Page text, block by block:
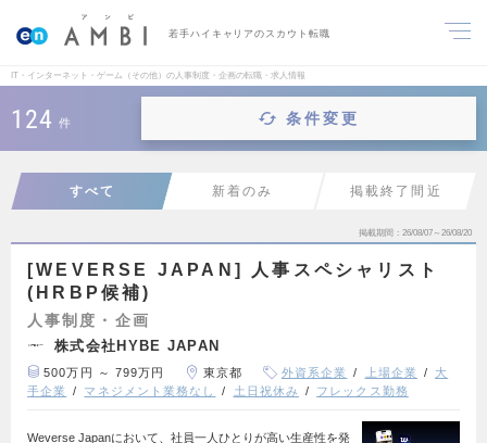
若手ハイキャリアのスカウト転職
IT・インターネット・ゲーム（その他）の人事制度・企画の転職・求人情報
124 件 条件変更
すべて 新着のみ 掲載終了間近
掲載期間 26/08/07～26/08/20
[WEVERSE JAPAN] 人事スペシャリスト
(HRBP候補)
人事制度・企画
株式会社HYBE JAPAN
500万円 ～ 799万円 東京都 外資系企業 上場企業
大
手企業
マネジメント業務なし 土日祝休み フレックス勤務
Weverse Japanにおいて、社員一人ひとりが高い生産性を発